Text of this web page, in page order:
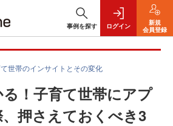
事例を探す ログイン
新規
会員登録
世帯のインサイトとその変化
！子育て世帯にアプ
押さえておくべき3